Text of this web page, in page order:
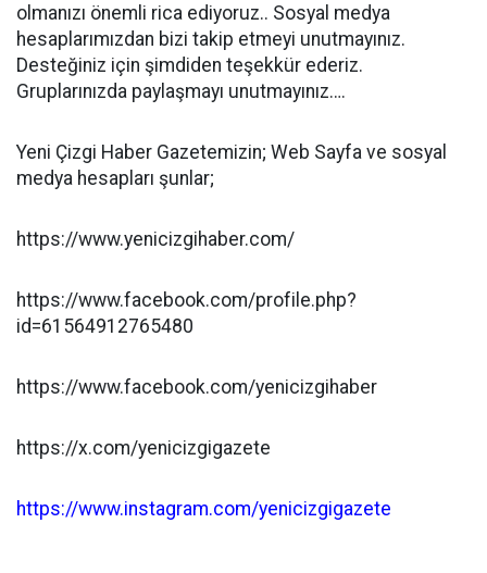
olmanızı önemli rica ediyoruz.. Sosyal medya
hesaplarımızdan bizi takip etmeyi unutmayınız.
Desteğiniz için şimdiden teşekkür ederiz.
Gruplarınızda paylaşmayı unutmayınız….
Yeni Çizgi Haber Gazetemizin; Web Sayfa ve sosyal
medya hesapları şunlar;
https://www.yenicizgihaber.com/
https://www.facebook.com/profile.php?
id=61564912765480
https://www.facebook.com/yenicizgihaber
https://x.com/yenicizgigazete
https://www.instagram.com/yenicizgigazete